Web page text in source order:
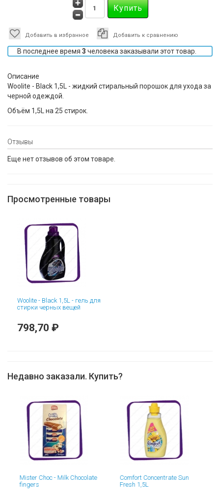
Добавить в избранное Добавить к сравнению
В последнее время 3 человека заказывали этот товар.
Описание
Woolite - Black 1,5L - жидкий стиральный порошок для ухода за
черной одеждой.
Объём 1,5L на 25 стирок.
Отзывы
Еще нет отзывов об этом товаре.
Просмотренные товары
Woolite - Black 1,5L - гель для
стирки черных вещей
798,70 ₽
Недавно заказали. Купить?
Mister Choc - Milk Chocolate
fingers
Comfort Concentrate Sun
Fresh 1,5L